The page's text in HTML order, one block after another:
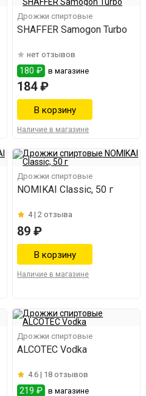
Дрожжи спиртовые
SHAFFER Samogon Turbo
нет отзывов
180 ₽ в магазине
184 ₽
Наличие в магазине
Дрожжи спиртовые
NOMIKAI Classic, 50 г
4 |2 отзыва
89 ₽
Наличие в магазине
Дрожжи спиртовые
ALCOTEC Vodka
4.6 | 18 отзывов
219 ₽ в магазине